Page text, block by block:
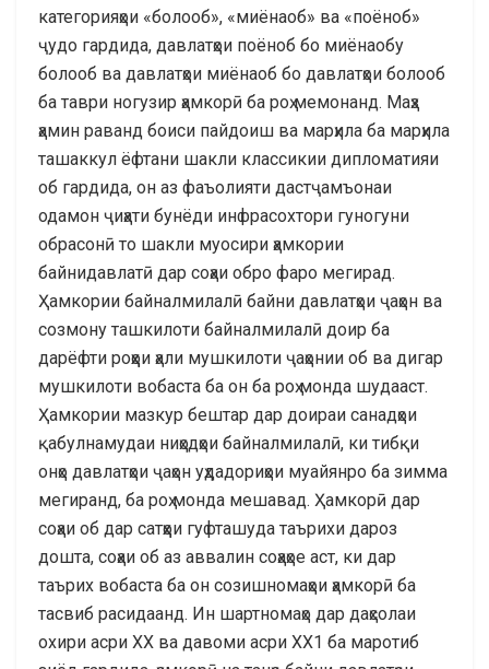
категорияҳои «болооб», «миёнаоб» ва «поёноб»
ҷудо гардида, давлатҳои поёноб бо миёнаобу
болооб ва давлатҳои миёнаоб бо давлатҳои болооб
ба таври ногузир ҳамкорӣ ба роҳ мемонанд. Маҳз
ҳамин раванд боиси пайдоиш ва марҳила ба марҳила
ташаккул ёфтани шакли классикии дипломатияи
об гардида, он аз фаъолияти дастҷамъонаи
одамон ҷиҳати бунёди инфрасохтори гуногуни
обрасонӣ то шакли муосири ҳамкории
байнидавлатӣ дар соҳаи обро фаро мегирад.
Ҳамкории байналмилалӣ байни давлатҳои ҷаҳон ва
созмону ташкилоти байналмилалӣ доир ба
дарёфти роҳҳои ҳали мушкилоти ҷаҳонии об ва дигар
мушкилоти вобаста ба он ба роҳ монда шудааст.
Ҳамкории мазкур бештар дар доираи санадҳои
қабулнамудаи ниҳодҳои байналмилалӣ, ки тибқи
онҳо давлатҳои ҷаҳон уҳдадориҳои муайянро ба зимма
мегиранд, ба роҳ монда мешавад. Ҳамкорӣ дар
соҳаи об дар сатҳҳои гуфташуда таърихи дароз
дошта, соҳаи об аз аввалин соҳаҳое аст, ки дар
таърих вобаста ба он созишномаҳои ҳамкорӣ ба
тасвиб расидаанд. Ин шартномаҳо дар даҳсолаи
охири асри XX ва давоми асри XX1 ба маротиб